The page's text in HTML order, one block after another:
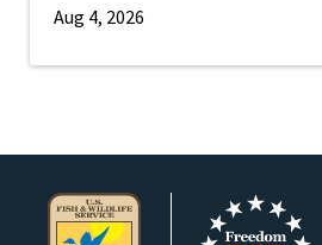
Aug 4, 2026